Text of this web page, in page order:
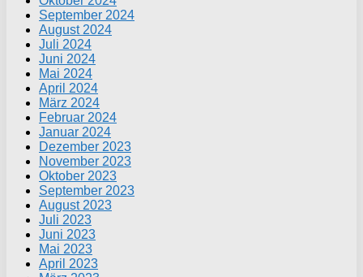
September 2024
August 2024
Juli 2024
Juni 2024
Mai 2024
April 2024
März 2024
Februar 2024
Januar 2024
Dezember 2023
November 2023
Oktober 2023
September 2023
August 2023
Juli 2023
Juni 2023
Mai 2023
April 2023